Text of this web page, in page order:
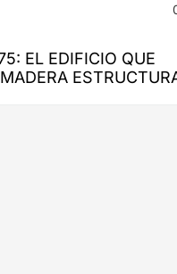
EL EDIFICIO QUE